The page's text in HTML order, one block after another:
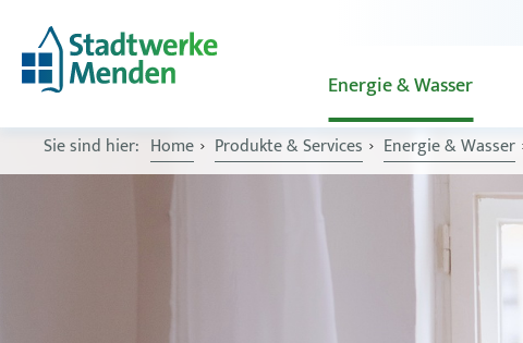
Energie & Wasser
Sie sind hier: Home Produkte & Services Energie & Wasser